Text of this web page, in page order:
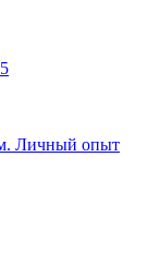
Личный опыт